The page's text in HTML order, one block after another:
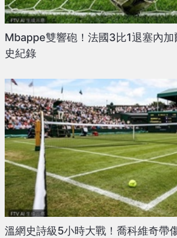
Mbappe雙響砲！法國3比1退塞內
史紀錄
溫網史詩級5小時大戰！喬科維奇帶